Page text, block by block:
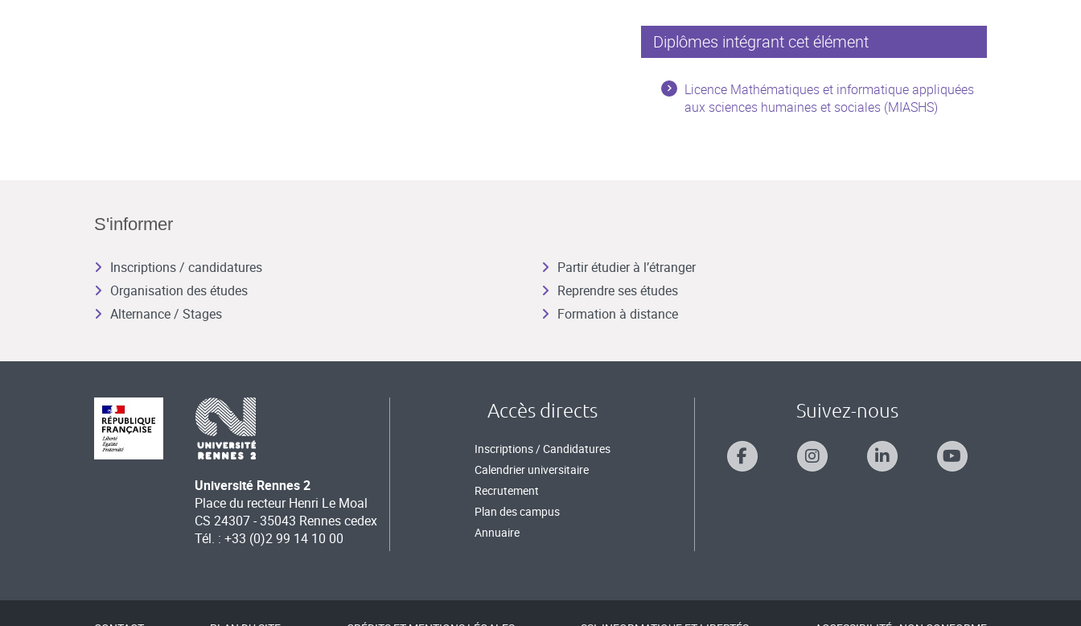
Diplômes intégrant cet élément
Licence Mathématiques et informatique appliquées
aux sciences humaines et sociales (MIASHS)
S'informer
Inscriptions / candidatures
Organisation des études
Alternance / Stages
Partir étudier à l’étranger
Reprendre ses études
Formation à distance
Université Rennes 2
Place du recteur Henri Le Moal
CS 24307 - 35043 Rennes cedex
Tél. : +33 (0)2 99 14 10 00
Accès directs
Inscriptions / Candidatures
Calendrier universitaire
Recrutement
Plan des campus
Annuaire
Suivez-nous